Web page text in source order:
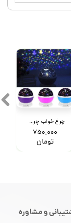
چراغ خواب چرخشی ماه و ستاره
۷۵۰,۰۰۰
تومان
و مشاوره